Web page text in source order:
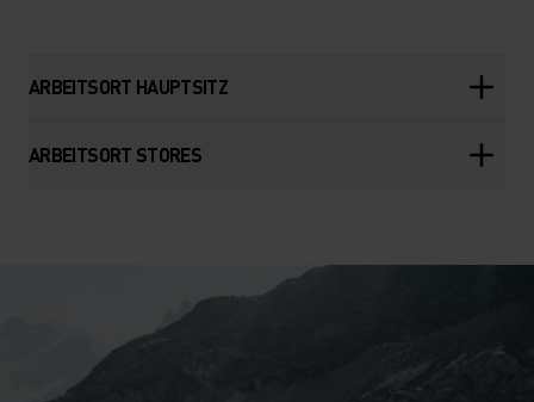
ARBEITSORT HAUPTSITZ
ARBEITSORT STORES